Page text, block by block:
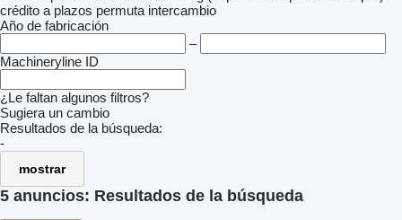
crédito a plazos permuta intercambio
Año de fabricación
–
Machineryline ID
¿Le faltan algunos filtros?
Sugiera un cambio
Resultados de la búsqueda:
-
mostrar
5 anuncios: Resultados de la búsqueda